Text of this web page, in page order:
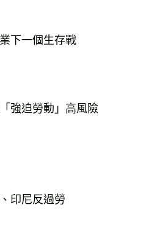
下一個生存戰
強迫勞動」高風險
印尼反過勞